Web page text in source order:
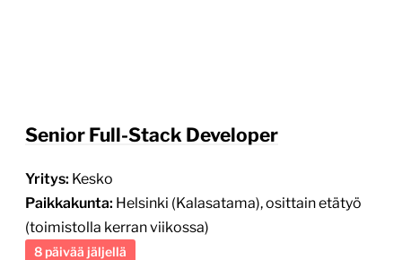
Senior Full-Stack Developer
Yritys: Kesko
Paikkakunta: Helsinki (Kalasatama), osittain etätyö
(toimistolla kerran viikossa)
8 päivää jäljellä